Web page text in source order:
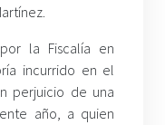
la Fiscalía en
incurrido en el
perjuicio de una
año, a quien